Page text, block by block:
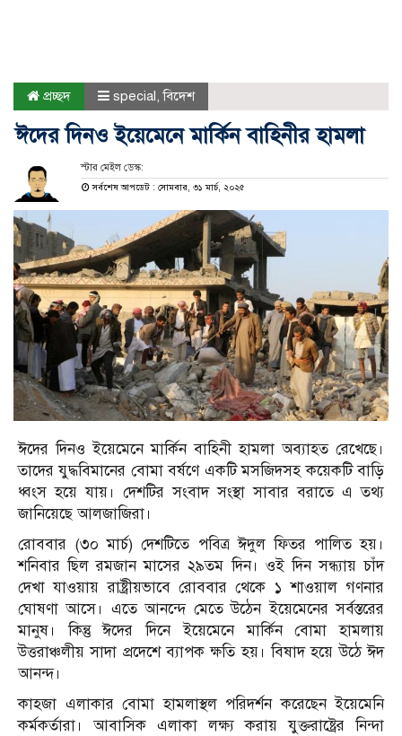
প্রচ্ছদ special,বিদেশ
ঈদের দিনও ইয়েমেনে মার্কিন বাহিনীর হামলা
স্টার মেইল ডেস্ক:
সর্বশেষ আপডেট : সোমবার, ৩১ মার্চ, ২০২৫
ঈদের দিনও ইয়েমেনে মার্কিন বাহিনী হামলা অব্যাহত রেখেছে।
তাদের যুদ্ধবিমানের বোমা বর্ষণে একটি মসজিদসহ কয়েকটি বাড়ি
ধ্বংস হয়ে যায়। দেশটির সংবাদ সংস্থা সাবার বরাতে এ তথ্য
জানিয়েছে আলজাজিরা।
রোববার (৩০ মার্চ) দেশটিতে পবিত্র ঈদুল ফিতর পালিত হয়।
শনিবার ছিল রমজান মাসের ২৯তম দিন। ওই দিন সন্ধ্যায় চাঁদ
দেখা যাওয়ায় রাষ্ট্রীয়ভাবে রোববার থেকে ১ শাওয়াল গণনার
ঘোষণা আসে। এতে আনন্দে মেতে উঠেন ইয়েমেনের সর্বস্তরের
মানুষ। কিন্তু ঈদের দিনে ইয়েমেনে মার্কিন বোমা হামলায়
উত্তরাঞ্চলীয় সাদা প্রদেশে ব্যাপক ক্ষতি হয়। বিষাদ হয়ে উঠে ঈদ
আনন্দ।
কাহজা এলাকার বোমা হামলাস্থল পরিদর্শন করেছেন ইয়েমেনি
কর্মকর্তারা। আবাসিক এলাকা লক্ষ্য করায় যুক্তরাষ্ট্রের নিন্দা